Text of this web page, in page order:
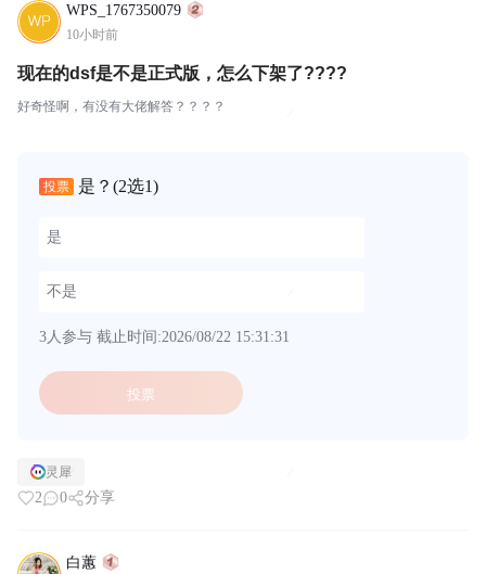
WPS_1767350079
10小时前
现在的dsf是不是正式版，怎么下架了????
好奇怪啊，有没有大佬解答？？？？
投票 是？ (2选1)
是
不是
3人参与 截止时间:2026/08/22 15:31:31
投票
灵犀
2 0 分享
白蕙